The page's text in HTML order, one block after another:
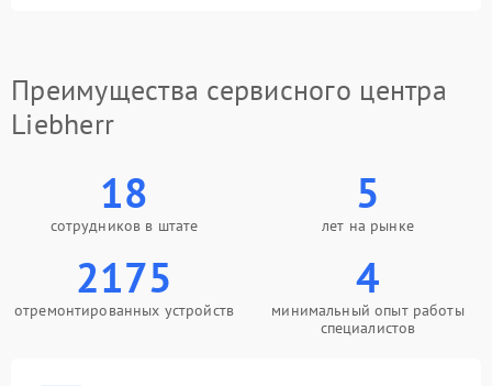
Преимущества сервисного центра
Liebherr
18
сотрудников в штате
5
лет на рынке
2175
отремонтированных устройств
4
минимальный опыт работы
специалистов